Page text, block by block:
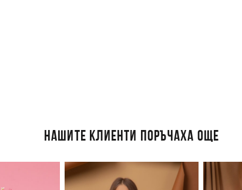
НАШИТЕ КЛИЕНТИ ПОРЪЧАХА ОЩЕ